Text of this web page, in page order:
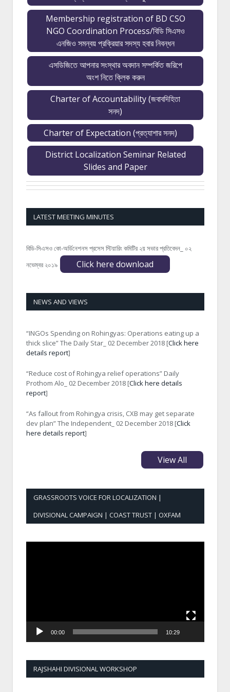
Membership registration of BD CSO
NGO Coordination Process/বিডি সিএসও
এনজিও সমন্বয় প্রক্রিয়ার সদস্য হবার নিবন্ধন
এসডিজিতে আপনার সংস্থার অবদান সম্পর্কিত জরিপে
অংশ নিতে ক্লিক করুন
Charter of Accountability (জবাবদিহিতা
সনদ)
Charter of Expectation (প্রত্যাশার সনদ)
District Localization Seminar Related
Slides and Paper
LATEST MEETING MINUTES
বিডি-সিএসও কো-অর্ডিনেশনস প্রসেস স্টিয়ারিং কমিটির ২য় সভার প্রতিবেদন_ ০২
নভেম্বর ২০১৯
Click here download
NEWS AND VIEWS
“INGOs Spending on Rohingyas: Operations eating up a
thick slice” The Daily Star_ 02 December 2018 [Click here
details report]
“Reduce cost of Rohingya relief operations” Daily
Prothom Alo_ 02 December 2018 [Click here details
report]
“As fallout from Rohingya crisis, CXB may get separate
dev plan” The Independent_ 02 December 2018 [Click
here details report]
View All
GRASSROOTS VOICE FOR LOCALIZATION |
DIVISIONAL CAMPAIGN | COAST TRUST | OXFAM
00:00 10:29
RAJSHAHI DIVISIONAL WORKSHOP